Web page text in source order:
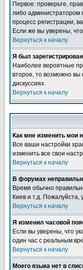
Первое: проверьте,
либо администратором
процесс регистрации,
Если же вы уверены,
Вернуться к началу
Я был
Наиболее вероятные
второе, то возможно вы
дискуссиях.
Вернуться к началу
Как мне изменить мои
Все ваши настройки
изменить все свои
Вернуться к началу
В форумах
Время обычно
Киев и т.д. Пожалуйста,
Вернуться к началу
Я изменил часовой
Если вы уверены, что
один час с реальным
Вернуться к началу
Моего языка нет в